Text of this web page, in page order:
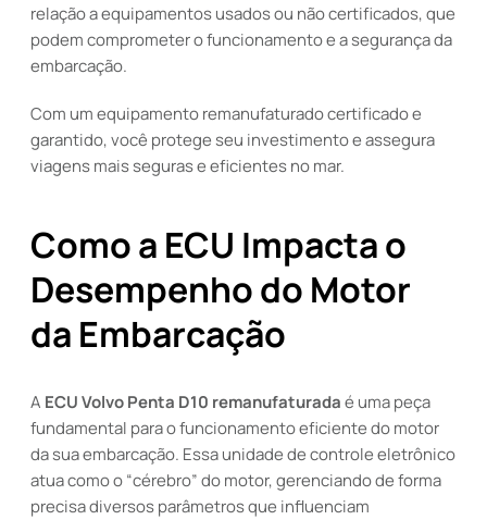
relação a equipamentos usados ou não certificados, que
podem comprometer o funcionamento e a segurança da
embarcação.
Com um equipamento remanufaturado certificado e
garantido, você protege seu investimento e assegura
viagens mais seguras e eficientes no mar.
Como a ECU Impacta o
Desempenho do Motor
da Embarcação
A ECU Volvo Penta D10 remanufaturadaé uma peça
fundamental para o funcionamento eficiente do motor
da sua embarcação. Essa unidade de controle eletrônico
atua como o “cérebro” do motor, gerenciando de forma
precisa diversos parâmetros que influenciam